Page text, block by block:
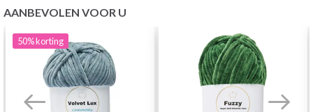
AANBEVOLEN VOOR U
50%korting